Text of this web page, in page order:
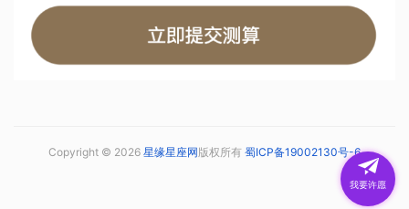
Copyright © 2026 星缘星座网版权所有 蜀ICP备19002130号-6
我要许愿